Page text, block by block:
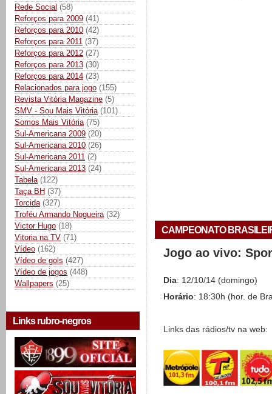
Rede Social (58)
Reforços para 2009 (41)
Reforços para 2010 (42)
Reforços para 2011 (37)
Reforços para 2012 (27)
Reforços para 2013 (30)
Reforços para 2014 (23)
Relacionados para jogo (155)
Revista Vitória Magazine (5)
SMV - Sou Mais Vitória (101)
Somos Mais Vitória (75)
Sul-Americana 2009 (20)
Sul-Americana 2010 (26)
Sul-Americana 2011 (2)
Sul-Americana 2013 (24)
Tabela (122)
Taça BH (37)
Torcida (327)
Troféu Armando Nogueira (32)
Victor Hugo (18)
Vitoria na TV (71)
Vídeo (162)
Vídeo de gols (427)
Vídeo de jogos (448)
Wallpapers (25)
Links rubro-negros
CAMPEONATO
Jogo ao vivo:
Dia: 12/10/14 (domingo)
Horário: 18:30h (hor. de
Links das rádios/tv na web: